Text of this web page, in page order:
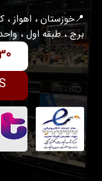
برج ، طبقه اول ، واحد